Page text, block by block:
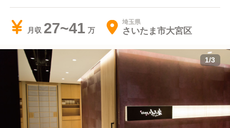
月収 27~41 埼玉県
さいたま市大宮区
1/3